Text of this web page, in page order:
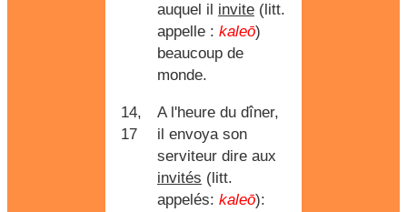
auquel il invite (litt.
appelle : kaleō)
beaucoup de
monde.
14,
17
A l'heure du dîner,
il envoya son
serviteur dire aux
invités (litt.
appelés: kaleō):